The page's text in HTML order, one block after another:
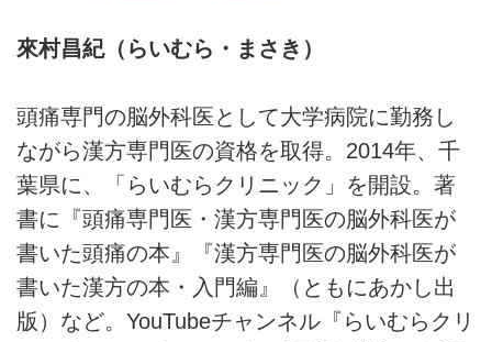
來村昌紀（らいむら・まさき）
頭痛専門の脳外科医として大学病院に勤務し
ながら漢方専門医の資格を取得。2014年、千
葉県に、「らいむらクリニック」を開設。著
書に『頭痛専門医・漢方専門医の脳外科医が
書いた頭痛の本』『漢方専門医の脳外科医が
書いた漢方の本・入門編』（ともにあかし出
版）など。YouTubeチャンネル『らいむらクリ